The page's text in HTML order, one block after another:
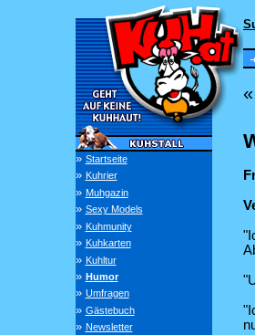
» Startseite
» Kuhrier
» Muhgazin
» Sexy Models
» Kuhmunity
» Kuhkarten
» Kuhltur
» Humor
» Umfragen
» Gästebuch
» Newsletter
«